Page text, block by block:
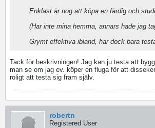
Enklast är nog att köpa en färdig och
(Har inte mina hemma, annars hade jag
Grymt effektiva ibland, har dock bara
Tack för beskrivningen! Jag kan ju testa att
man se om jag ev. köper en fluga för att
roligt att testa sig fram själv.
robertn
Registered User